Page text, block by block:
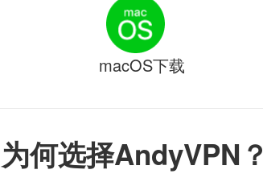
为何选择AndyVPN？
macOS下载